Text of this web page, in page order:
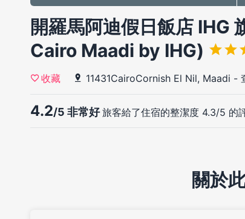
開羅馬阿迪假日飯店 IHG
Cairo Maadi by IHG)
收藏 11431CairoCornish El Nil, Maadi -
4.2/5 非常好旅客給了住宿的整潔度 4.3/5 的
關於